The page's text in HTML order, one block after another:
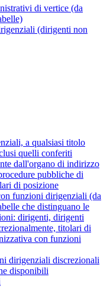
di vertice (da
(dirigenti non
a qualsiasi titolo
quelli conferiti
dall'organo di indirizzo
pubbliche di
di posizione
funzioni dirigenziali (da
che distinguano le
dirigenti, dirigenti
titolari di
con funzioni
dirigenziali discrezionali
disponibili